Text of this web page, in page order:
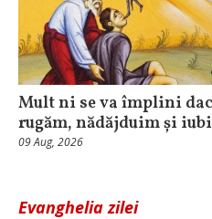
Mult ni se va împlini
rugăm, nădăjduim și
09 Aug, 2026
Evanghelia zilei